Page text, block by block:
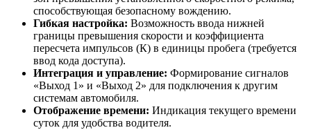
способствующая безопасному вождению.
Гибкая настройка: Возможность ввода нижней
границы превышения скорости и коэффициента
пересчета импульсов (К) в единицы пробега (требуется
ввод кода доступа).
Интеграция и управление: Формирование сигналов
«Выход 1» и «Выход 2» для подключения к другим
системам автомобиля.
Отображение времени: Индикация текущего времени
суток для удобства водителя.